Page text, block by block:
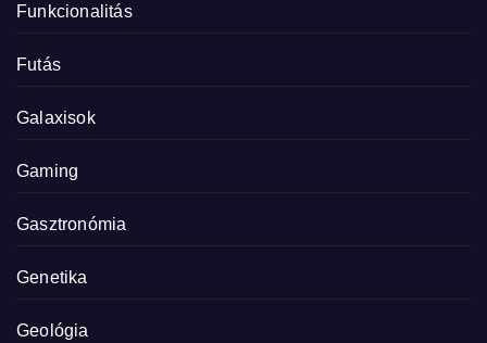
Funkcionalitás
Futás
Galaxisok
Gaming
Gasztronómia
Genetika
Geológia